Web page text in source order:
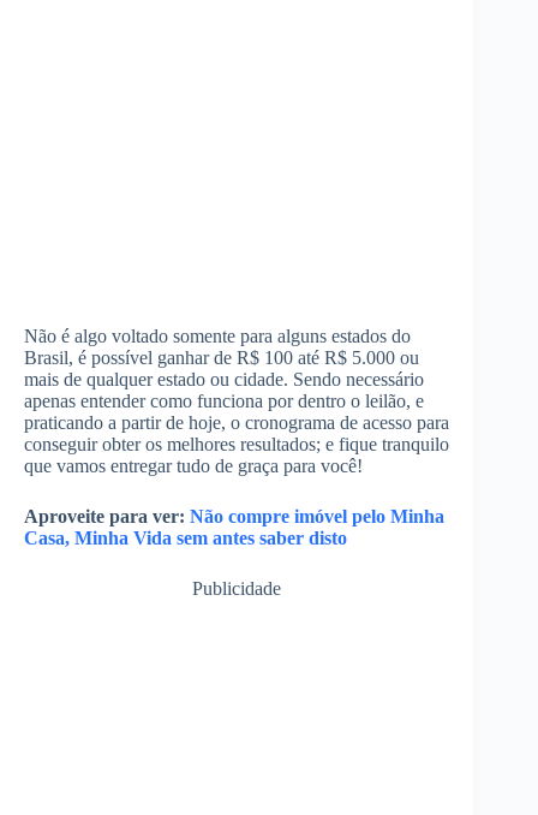
Não é algo voltado somente para alguns estados do
Brasil, é possível ganhar de R$ 100 até R$ 5.000 ou
mais de qualquer estado ou cidade. Sendo necessário
apenas entender como funciona por dentro o leilão, e
praticando a partir de hoje, o cronograma de acesso para
conseguir obter os melhores resultados; e fique tranquilo
que vamos entregar tudo de graça para você!
Aproveite para ver: Não compre imóvel pelo Minha
Casa, Minha Vida sem antes saber disto
Publicidade